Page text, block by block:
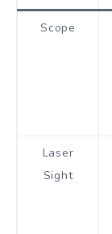
Scope
Laser
Sight